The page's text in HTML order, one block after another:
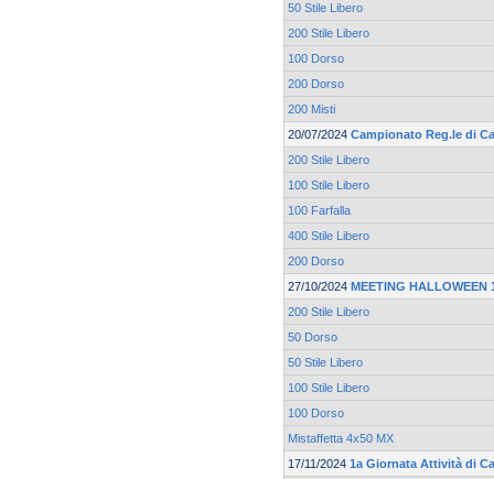
50 Stile Libero
200 Stile Libero
100 Dorso
200 Dorso
200 Misti
20/07/2024 Campionato Reg.le di
200 Stile Libero
100 Stile Libero
100 Farfalla
400 Stile Libero
200 Dorso
27/10/2024 MEETING HALLOWEEN
200 Stile Libero
50 Dorso
50 Stile Libero
100 Stile Libero
100 Dorso
Mistaffetta 4x50 MX
17/11/2024 1a Giornata Attività di